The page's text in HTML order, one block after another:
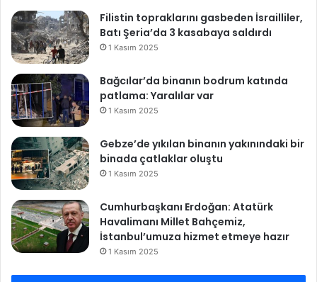
r
a
m
a
l
t
ı
n
f
i
y
a
l
a
r
Filistin topraklarını gasbeden İsrailliler,
Batı Şeria’da 3 kasabaya saldırdı
1 Kasım 2025
Bağcılar’da binanın bodrum katında
patlama: Yaralılar var
1 Kasım 2025
Gebze’de yıkılan binanın yakınındaki bir
binada çatlaklar oluştu
1 Kasım 2025
Cumhurbaşkanı Erdoğan: Atatürk
Havalimanı Millet Bahçemiz,
İstanbul’umuza hizmet etmeye hazır
1 Kasım 2025